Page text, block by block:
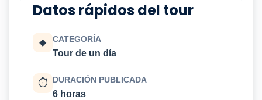
Datos rápidos del tour
◆ CATEGORÍA
Tour de un día
⏱ DURACIÓN PUBLICADA
6 horas